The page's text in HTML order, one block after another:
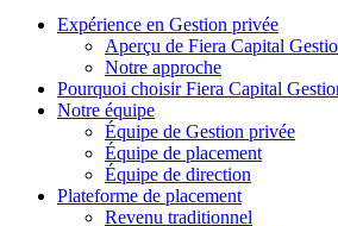
Expérience en Gestion privée
Aperçu de Fiera Capital
Notre approche
Pourquoi choisirFiera Capital
Notre équipe
Équipe de Gestion privée
Équipe de placement
Équipe de direction
Plateforme de placement
Revenu traditionnel